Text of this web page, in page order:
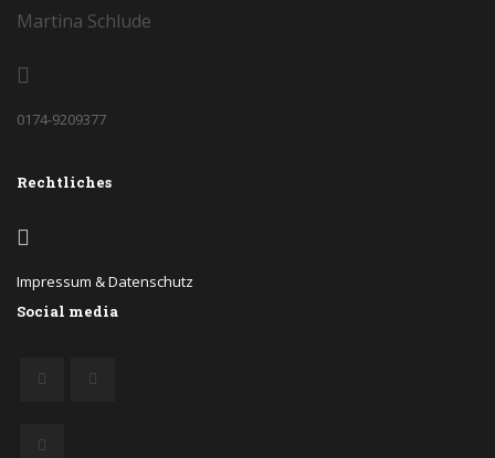
Martina Schlude
0174-9209377
Rechtliches
Impressum & Datenschutz
Social media